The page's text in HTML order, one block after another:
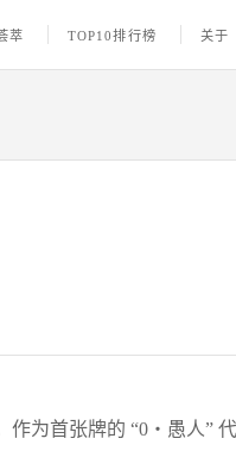
萃 TOP10排行榜 关于
作为首张牌的 “0・愚人”